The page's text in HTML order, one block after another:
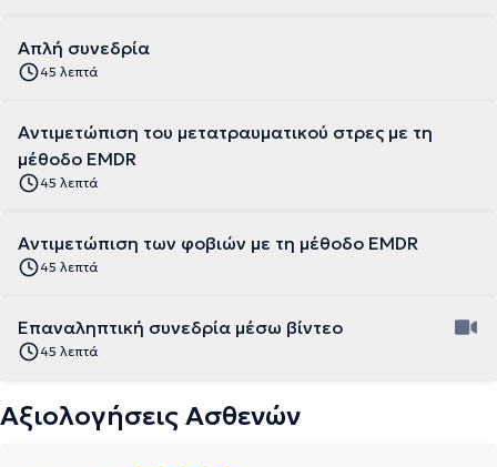
Απλή συνεδρία
45 λεπτά
Αντιμετώπιση του μετατραυματικού στρες με τη
μέθοδο EMDR
45 λεπτά
Αντιμετώπιση των φοβιών με τη μέθοδο EMDR
45 λεπτά
Επαναληπτική συνεδρία μέσω βίντεο
45 λεπτά
Αξιολογήσεις Ασθενών